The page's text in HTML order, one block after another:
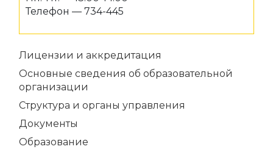
Телефон — 734-445
Лицензии и аккредитация
Основные сведения об образовательной
организации
Структура и органы управления
Документы
Образование